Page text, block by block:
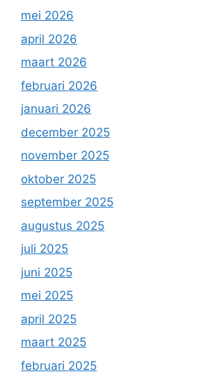
mei 2026
april 2026
maart 2026
februari 2026
januari 2026
december 2025
november 2025
oktober 2025
september 2025
augustus 2025
juli 2025
juni 2025
mei 2025
april 2025
maart 2025
februari 2025